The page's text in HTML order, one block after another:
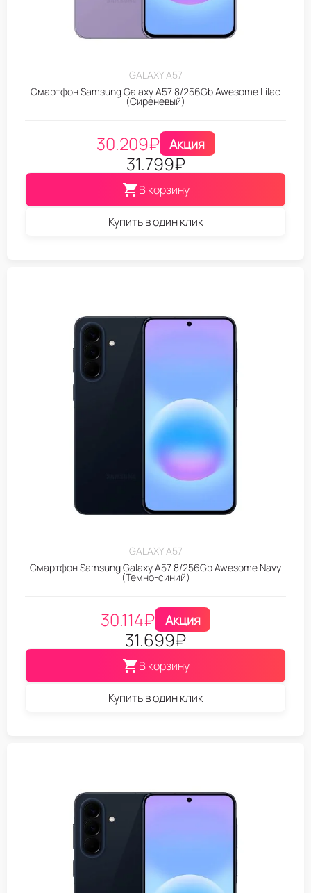
GALAXY A57
Смартфон Samsung Galaxy A57 8/256Gb Awesome Lilac
(Сиреневый)
30.209₽ Акция
31.799₽
В корзину
Купить в один клик
GALAXY A57
Смартфон Samsung Galaxy A57 8/256Gb Awesome Navy
(Темно-синий)
30.114₽ Акция
31.699₽
В корзину
Купить в один клик